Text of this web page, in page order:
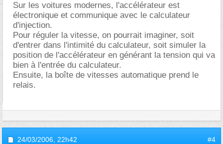
Sur les voitures modernes, l'accélérateur est
électronique et communique avec le calculateur
d'injection.
Pour réguler la vitesse, on pourrait imaginer, soit
d'entrer dans l'intimité du calculateur, soit simuler la
position de l'accélérateur en générant la tension qui va
bien à l'entrée du calculateur.
Ensuite, la boîte de vitesses automatique prend le
relais.
24/03/2006, 22h42 #4